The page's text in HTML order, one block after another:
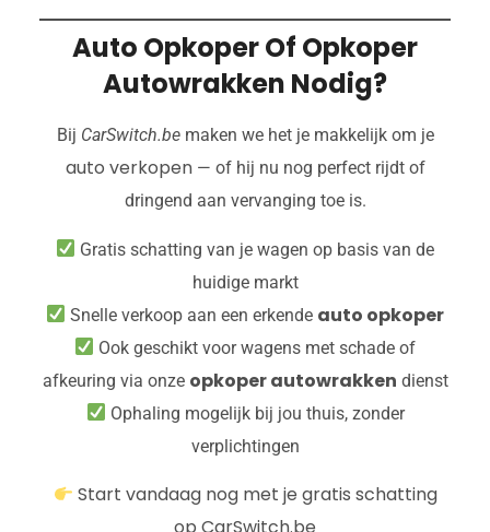
Auto Opkoper Of Opkoper
Autowrakken Nodig?
Bij CarSwitch.bemaken we het je makkelijk om je
auto verkopen— of hij nu nog perfect rijdt of
dringend aan vervanging toe is.
Gratis schatting van je wagen op basis van de
huidige markt
Snelle verkoop aan een erkende auto opkoper
Ook geschikt voor wagens met schade of
afkeuring via onze opkoper autowrakken dienst
Ophaling mogelijk bij jou thuis, zonder
verplichtingen
Start vandaag nog met je gratis schatting